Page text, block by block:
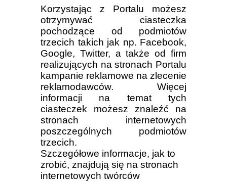
Korzystając z Portalu możesz
otrzymywać ciasteczka
pochodzące od podmiotów
trzecich takich jak np. Facebook,
Google, Twitter, a także od firm
realizujących na stronach Portalu
kampanie reklamowe na zlecenie
reklamodawców. Więcej
informacji na temat tych
ciasteczek możesz znaleźć na
stronach internetowych
poszczególnych podmiotów
trzecich.
Szczegółowe informacje, jak to
zrobić, znajdują się na stronach
internetowych twórców